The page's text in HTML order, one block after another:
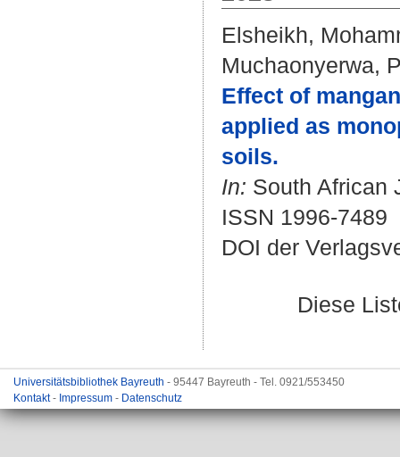
Elsheikh,
Muchaonyerwa,
Effect of
applied as
soils.
In: South African
ISSN 1996-7489
DOI der
Diese
Universitätsbibliothek Bayreuth - 95447 Bayreuth - Tel. 0921/553450
Kontakt- Impressum - Datenschutz